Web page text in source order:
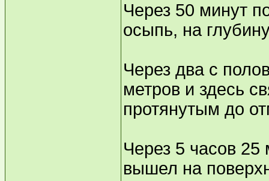
Через 50 минут
осыпь, на
Через два с
метров и здесь
протянутым до
Через 5 часов 25
вышел на